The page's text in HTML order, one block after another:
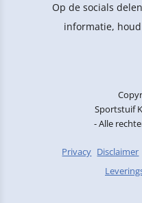
Op de socials
informatie,
Sportstuif
- Alle
Privacy Disclaimer